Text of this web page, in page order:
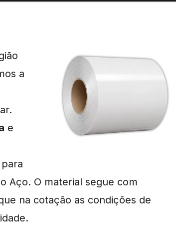
a
e
Aço. O material segue com
na cotação as condições de